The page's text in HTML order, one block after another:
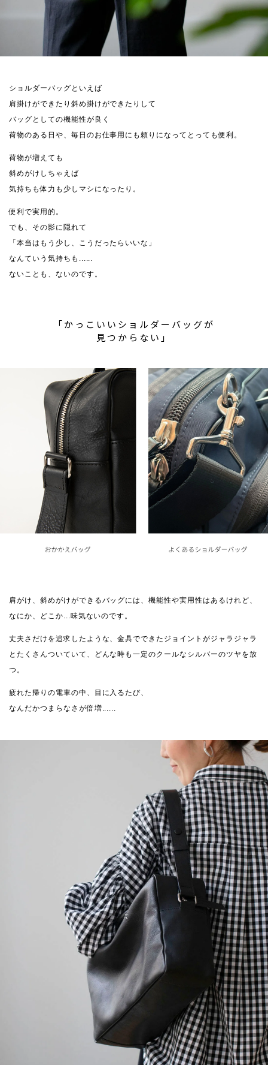
ショルダーバッグといえば
肩掛けができたり斜め掛けができたりして
バッグとしての機能性が良く
荷物のある日や、毎日のお仕事用にも頼りになってとっても便利。
荷物が増えても
斜めがけしちゃえば
気持ちも体力も少しマシになったり。
便利で実用的。
でも、その影に隠れて
「本当はもう少し、こうだったらいいな」
なんていう気持ちも......
ないことも、ないのです。
「かっこいいショルダーバッグが
見つからない」
肩がけ、斜めがけができるバッグには、機能性や実用性はあるけれど、
なにか、どこか...味気ないのです。
丈夫さだけを追求したような、金具でできたジョイントがジャラジャラ
とたくさんついていて、どんな時も一定のクールなシルバーのツヤを放
つ。
疲れた帰りの電車の中、目に入るたび、
なんだかつまらなさが倍増......